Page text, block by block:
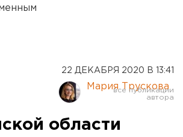
22 ДЕКАБРЯ 2020 В 13:41
Мария Трускова
области